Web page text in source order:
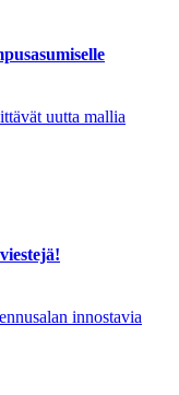
uutta mallia
innostavia